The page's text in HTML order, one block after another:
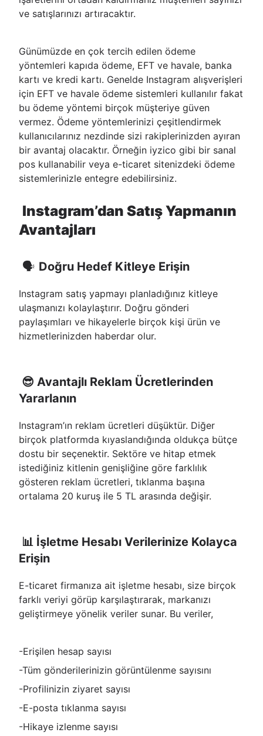
ve satışlarınızı artıracaktır.
Günümüzde en çok tercih edilen ödeme
yöntemleri kapıda ödeme, EFT ve havale, banka
kartı ve kredi kartı. Genelde Instagram alışverişleri
için EFT ve havale ödeme sistemleri kullanılır fakat
bu ödeme yöntemi birçok müşteriye güven
vermez. Ödeme yöntemlerinizi çeşitlendirmek
kullanıcılarınız nezdinde sizi rakiplerinizden ayıran
bir avantaj olacaktır. Örneğin iyzico gibi bir sanal
pos kullanabilir veya e-ticaret sitenizdeki ödeme
sistemlerinizle entegre edebilirsiniz.
Instagram’dan Satış Yapmanın
Avantajları
🗣 Doğru Hedef Kitleye Erişin
Instagram satış yapmayı planladığınız kitleye
ulaşmanızı kolaylaştırır. Doğru gönderi
paylaşımları ve hikayelerle birçok kişi ürün ve
hizmetlerinizden haberdar olur.
😎 Avantajlı Reklam Ücretlerinden
Yararlanın
Instagram’ın reklam ücretleri düşüktür. Diğer
birçok platformda kıyaslandığında oldukça bütçe
dostu bir seçenektir. Sektöre ve hitap etmek
istediğiniz kitlenin genişliğine göre farklılık
gösteren reklam ücretleri, tıklanma başına
ortalama 20 kuruş ile 5 TL arasında değişir.
📊 İşletme Hesabı Verilerinize Kolayca
Erişin
E-ticaret firmanıza ait işletme hesabı, size birçok
farklı veriyi görüp karşılaştırarak, markanızı
geliştirmeye yönelik veriler sunar. Bu veriler,
-Erişilen hesap sayısı
-Tüm gönderilerinizin görüntülenme sayısını
-Profilinizin ziyaret sayısı
-E-posta tıklanma sayısı
-Hikaye izlenme sayısı